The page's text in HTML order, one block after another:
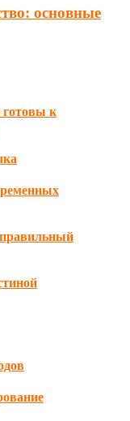
основные
готовы к
правильный